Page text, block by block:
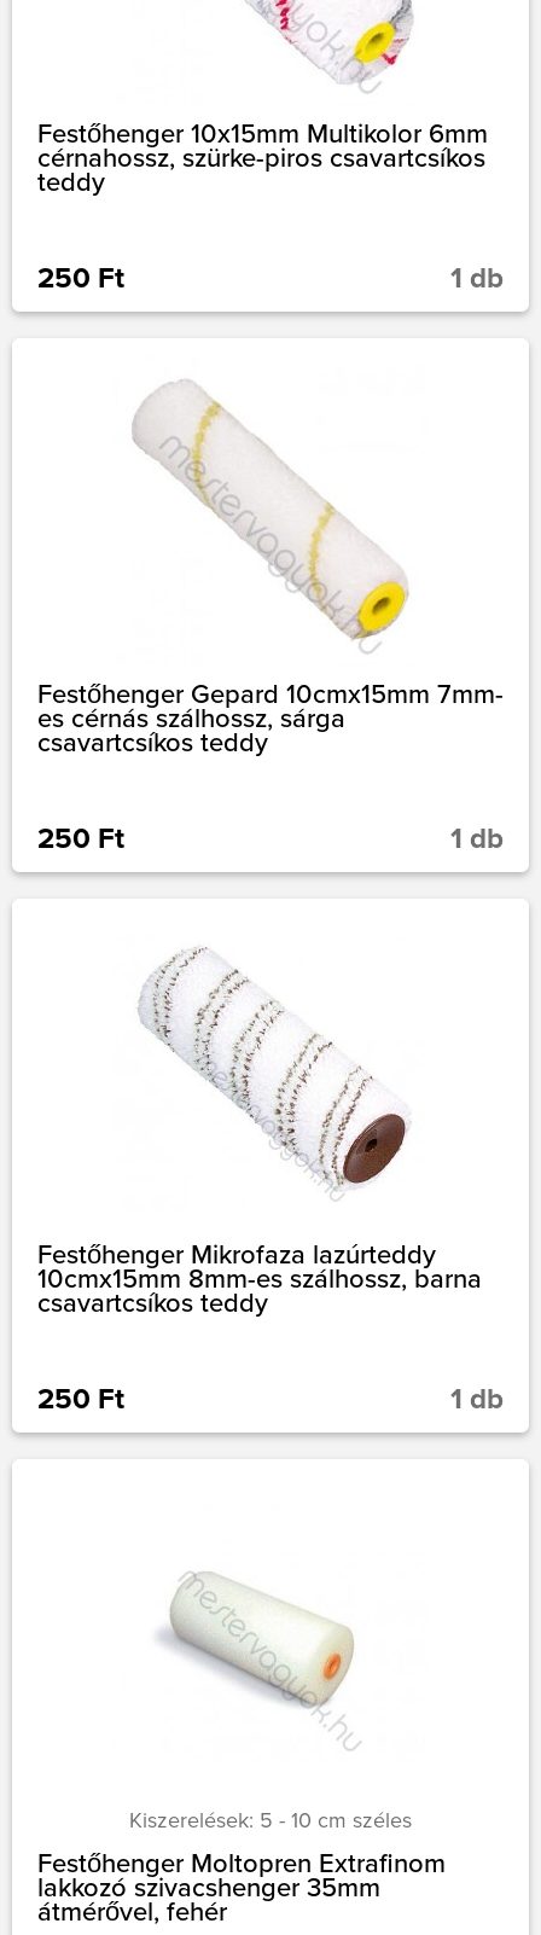
Festőhenger 10x15mm Multikolor 6mm
cérnahossz, szürke-piros csavartcsíkos
teddy
250 Ft 1 db
Festőhenger Gepard 10cmx15mm 7mm-
es cérnás szálhossz, sárga
csavartcsíkos teddy
250 Ft 1 db
Festőhenger Mikrofaza lazúrteddy
10cmx15mm 8mm-es szálhossz, barna
csavartcsíkos teddy
250 Ft 1 db
Kiszerelések: 5 - 10 cm széles
Festőhenger Moltopren Extrafinom
lakkozó szivacshenger 35mm
átmérővel, fehér